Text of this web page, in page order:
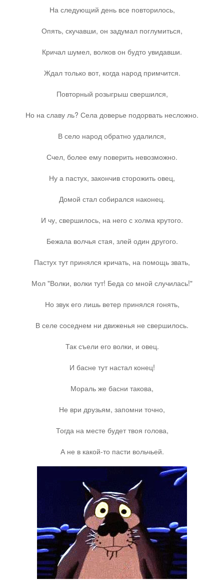
На следующий день все повторилось,
Опять, скучавши, он задумал поглумиться,
Кричал шумел, волков он будто увидавши.
Ждал только вот, когда народ примчится.
Повторный розыгрыш свершился,
Но на славу ль? Села доверье подорвать несложно.
В село народ обратно удалился,
Счел, более ему поверить невозможно.
Ну а пастух, закончив сторожить овец,
Домой стал собирался наконец.
И чу, свершилось, на него с холма крутого.
Бежала волчья стая, злей один другого.
Пастух тут принялся кричать, на помощь звать,
Мол "Волки, волки тут! Беда со мной случилась!"
Но звук его лишь ветер принялся гонять,
В селе соседнем ни движенья не свершилось.
Так съели его волки, и овец.
И басне тут настал конец!
Мораль же басни такова,
Не ври друзьям, запомни точно,
Тогда на месте будет твоя голова,
А не в какой-то пасти вольчьей.